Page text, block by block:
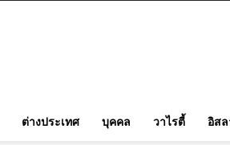
ต่างประเทศ บุคคล วาไรตี้ อิส